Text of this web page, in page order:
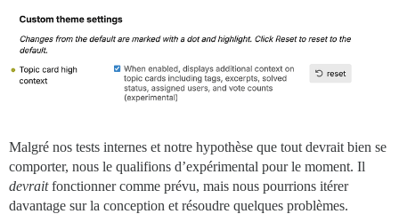
Malgré nos tests internes et notre hypothèse que tout devrait bien se
comporter, nous le qualifions d’expérimental pour le moment. Il
devraitfonctionner comme prévu, mais nous pourrions itérer
davantage sur la conception et résoudre quelques problèmes.